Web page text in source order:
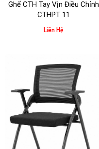
Ghế CTH Tay Vịn Điều Chỉnh
CTHPT 11
Liên Hệ